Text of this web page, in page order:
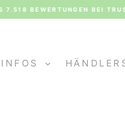
Siehe alle Bewertungen.
INFOS